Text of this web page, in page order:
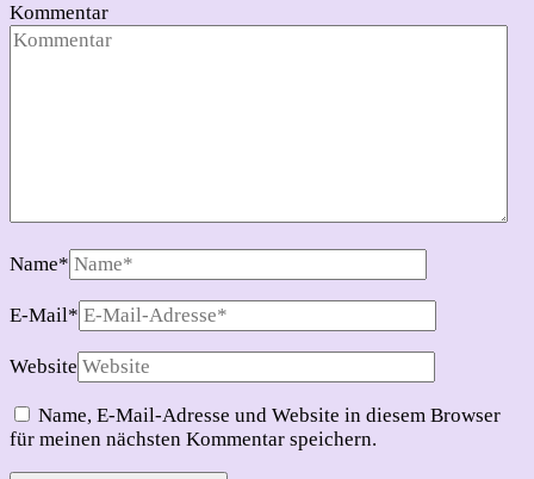
Kommentar
Name*
E-Mail*
Website
Name, E-Mail-Adresse und Website in diesem Browser
für meinen nächsten Kommentar speichern.